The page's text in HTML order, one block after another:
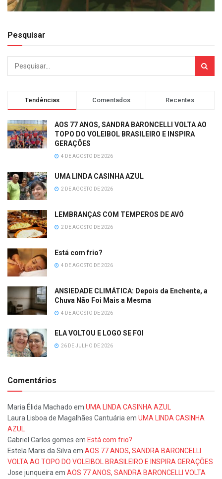
Pesquisar
Tendências Comentados Recentes
AOS 77 ANOS, SANDRA BARONCELLI VOLTA AO
TOPO DO VOLEIBOL BRASILEIRO E INSPIRA
GERAÇÕES
4 DE AGOSTO DE 2026
UMA LINDA CASINHA AZUL
2 DE AGOSTO DE 2026
LEMBRANÇAS COM TEMPEROS DE AVÓ
2 DE AGOSTO DE 2026
Está com frio?
4 DE AGOSTO DE 2026
ANSIEDADE CLIMÁTICA: Depois da Enchente, a
Chuva Não Foi Mais a Mesma
4 DE AGOSTO DE 2026
ELA VOLTOU E LOGO SE FOI
26 DE JULHO DE 2026
Comentários
Maria Élida Machado em UMA LINDA CASINHA AZUL
Laura Lisboa de Magalhães Cantuáriaem UMA LINDA CASINHA
AZUL
Gabriel Carlos gomes em Está com frio?
Estela Maris da Silvaem AOS 77 ANOS, SANDRA BARONCELLI
VOLTA AO TOPO DO VOLEIBOL BRASILEIRO E INSPIRA GERAÇÕES
Jose junqueiraem AOS 77 ANOS, SANDRA BARONCELLI VOLTA